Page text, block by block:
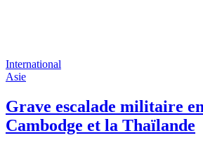
International
Asie
Grave escalade militaire
Cambodge et la Thaïlande